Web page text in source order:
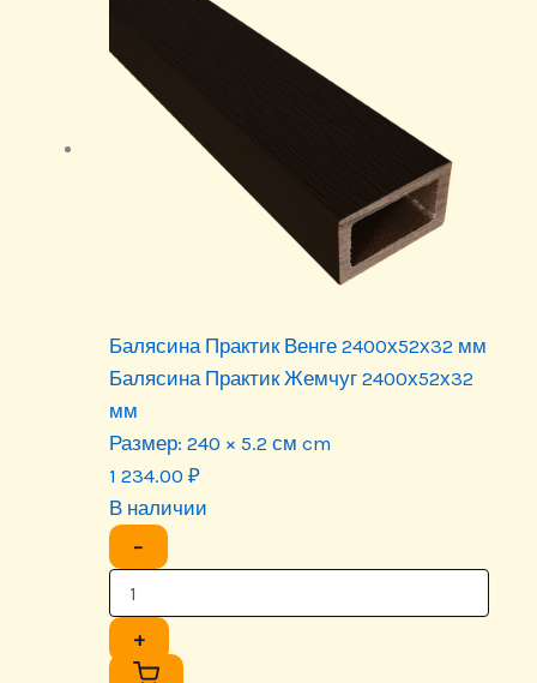
Балясина Практик Венге 2400х52х32 мм
Балясина Практик Жемчуг 2400х52х32
мм
Размер: 240 × 5.2 см cm
1 234.00 ₽
В наличии
−
+